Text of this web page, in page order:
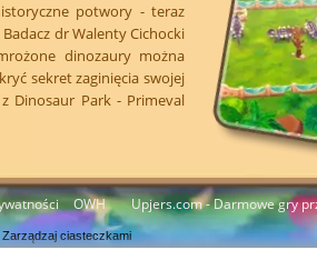
OWH Upjers.com - Darmowe gry
Zarządzaj ciasteczkami
potwory - teraz
dr Walenty Cichocki
dinozaury można
sekret zaginięcia swojej
Dinosaur Park - Primeval